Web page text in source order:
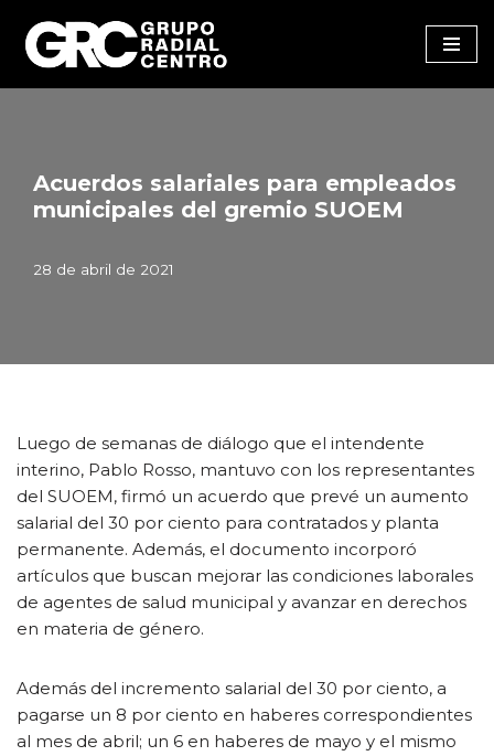
Saltar
al
Acuerdos salariales para empleados
municipales del gremio SUOEM
28 de abril de 2021
Luego de semanas de diálogo que el intendente
interino, Pablo Rosso, mantuvo con los representantes
del SUOEM, firmó un acuerdo que prevé un aumento
salarial del 30 por ciento para contratados y planta
permanente. Además, el documento incorporó
artículos que buscan mejorar las condiciones laborales
de agentes de salud municipal y avanzar en derechos
en materia de género.
Además del incremento salarial del 30 por ciento, a
pagarse un 8 por ciento en haberes correspondientes
al mes de abril; un 6 en haberes de mayo y el mismo